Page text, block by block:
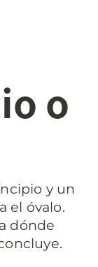
o
y un
el óvalo.
dónde